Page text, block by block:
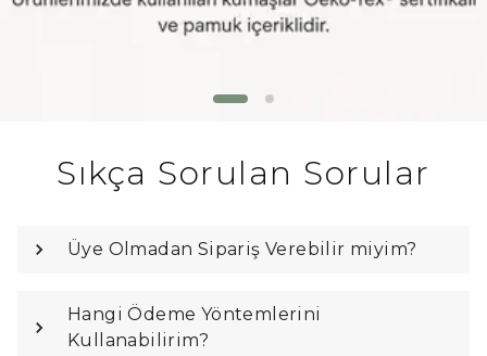
Sıkça Sorulan Sorular
Üye Olmadan Sipariş Verebilir miyim?
Hangi Ödeme Yöntemlerini
Kullanabilirim?